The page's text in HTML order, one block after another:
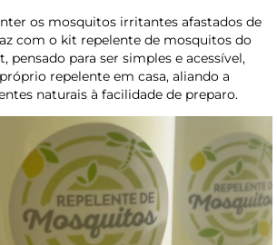
os mosquitos irritantes afastados de
com o kit repelente de mosquitos do
pensado para ser simples e acessível,
repelente em casa, aliando a
naturais à facilidade de preparo.